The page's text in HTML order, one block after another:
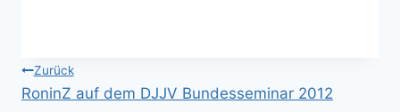
Beitragsnavigation
Zurück
RoninZ auf dem DJJV Bundesseminar 2012